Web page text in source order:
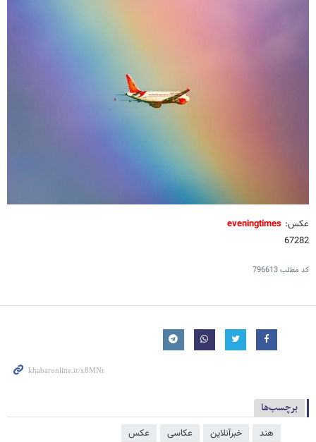
عکس: eveningtimes
67282
کد مطلب796613
برچسب‌ها
هند خبرآنلاین عکاسی عکس